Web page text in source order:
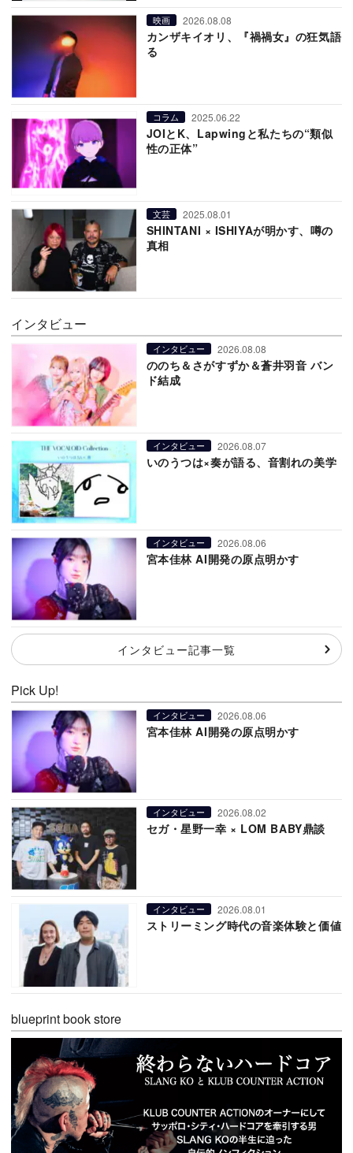
映画 2026.08.08
カンザキイオリ、『禍禍女』の狂気語
る
コラム 2025.06.22
JOIとK、Lapwingと私たちの“類似
性の正体”
文芸 2025.08.01
SHINTANI × ISHIYAが明かす、噂の
真相
インタビュー
インタビュー 2026.08.08
ののち＆さがすずか＆蒼井羽音 バン
ド結成
インタビュー 2026.08.07
いのうつは×奏が語る、音割れの美学
インタビュー 2026.08.06
宮本佳林 AI開発の原点明かす
インタビュー記事一覧
Pick Up!
インタビュー 2026.08.06
宮本佳林 AI開発の原点明かす
インタビュー 2026.08.02
セガ・星野一幸 × LOM BABY鼎談
インタビュー 2026.08.01
ストリーミング時代の音楽体験と価値
blueprint book store